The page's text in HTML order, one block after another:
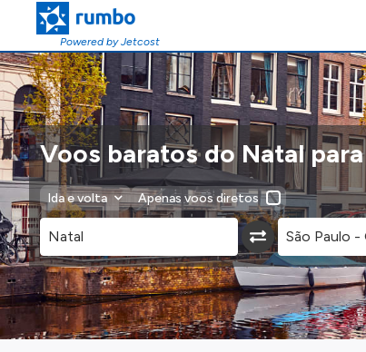
Powered by Jetcost
Voos baratos do Natal
Ida e volta Apenas voos diretos